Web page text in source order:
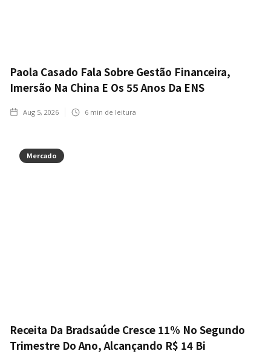
Paola Casado Fala Sobre Gestão Financeira,
Imersão Na China E Os 55 Anos Da ENS
Aug 5, 2026 6 min de leitura
Mercado
Receita Da Bradsaúde Cresce 11% No Segundo
Trimestre Do Ano, Alcançando R$ 14 Bi